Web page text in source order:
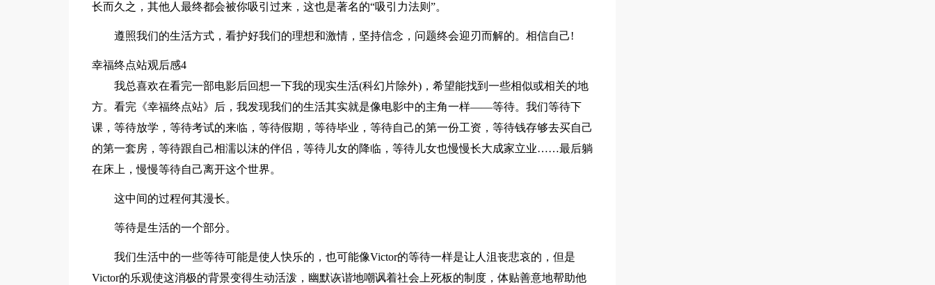
长而久之，其他人最终都会被你吸引过来，这也是著名的“吸引力法则”。
遵照我们的生活方式，看护好我们的理想和激情，坚持信念，问题终会迎刃而解的。相信自己!
幸福终点站观后感4
我总喜欢在看完一部电影后回想一下我的现实生活(科幻片除外)，希望能找到一些相似或相关的地
方。看完《幸福终点站》后，我发现我们的生活其实就是像电影中的主角一样——等待。我们等待下
课，等待放学，等待考试的来临，等待假期，等待毕业，等待自己的第一份工资，等待钱存够去买自己
的第一套房，等待跟自己相濡以沫的伴侣，等待儿女的降临，等待儿女也慢慢长大成家立业……最后躺
在床上，慢慢等待自己离开这个世界。
这中间的过程何其漫长。
等待是生活的一个部分。
我们生活中的一些等待可能是使人快乐的，也可能像Victor的等待一样是让人沮丧悲哀的，但是
Victor的乐观使这消极的背景变得生动活泼，幽默诙谐地嘲讽着社会上死板的制度，体贴善意地帮助他